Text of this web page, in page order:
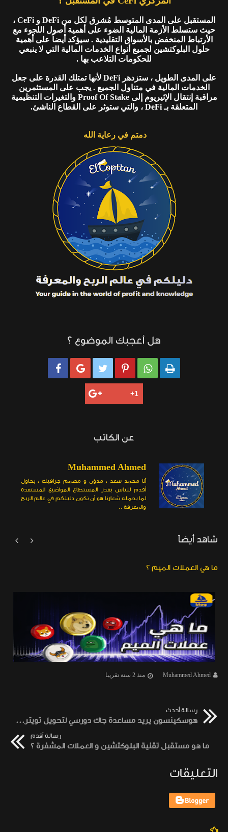
المستقبل على المدى المتوسط مُشرق لكل من DeFi و CeFi ،
حيث ستسلط الأزمة المالية الضوء على أهمية أصول اللجوء مع
الأرتباط المنخفض بالأسواق التقليدية . سيؤكد أيضاً على أهمية
حلول البلوكتشين لجميع أنواع الخدمات المالية التي لا ينبعي
للحكومات التلاعب بها .
على المدى الطويل ، ستزدهر DeFi لأنها تمتلك القدرة على جعل
الخدمات المالية في متناول الجميع . يجب على المستثمرين
مراقبة إنتقال الإثيريوم إلى Proof Of Stake والتغيرات التنظيمية
المتعلقة بـ DeFi ، والتي ستوثر على القطاع الناشئ.
دمتم في رعاية الله
هل أعجبك الموضوع ؟
     
عن الكاتب
Muhammed Ahmed
أنا محمد سعد ، مدوّن و مصمم جرافيك ، بحاول
أقدم للناس بقدر المستطاع المواضيع المستفدة
لما يحمله شعارنا هو أن نكون دليلكم في عالم الربح
والمعرفة ..
شاهد أيضاً
ما هي العملات الميم ؟
Muhammed Ahmed منذ 2 سنة تقريبا


رسالة أحدث
هوسكينسون يريد مساعدة جاك دورسي لتحويل تويتر لامركزي
رسالة أقدم
ما هو مستقبل تقنية البلوكتشين و العملات المشفرة ؟
التعليقات